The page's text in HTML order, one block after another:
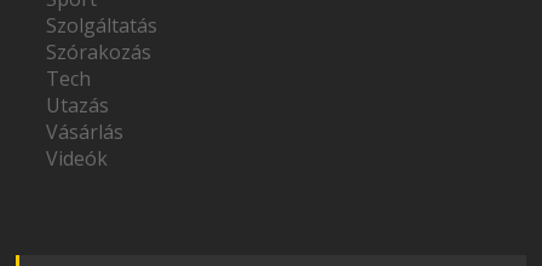
Szolgáltatás
Szórakozás
Tech
Utazás
Vásárlás
Videók